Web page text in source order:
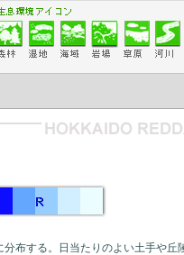
布する。日当たりのよい土手や丘